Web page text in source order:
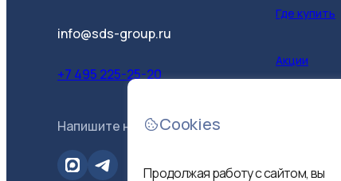
info@sds-group.ru
+7 495 225-25-20
Напишите нам
Где купить
Акции
B2B-портал
Cookies
Продолжая работу с сайтом, вы